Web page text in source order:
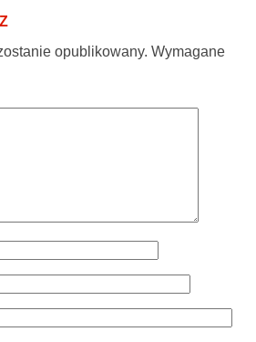
opublikowany. Wymagane